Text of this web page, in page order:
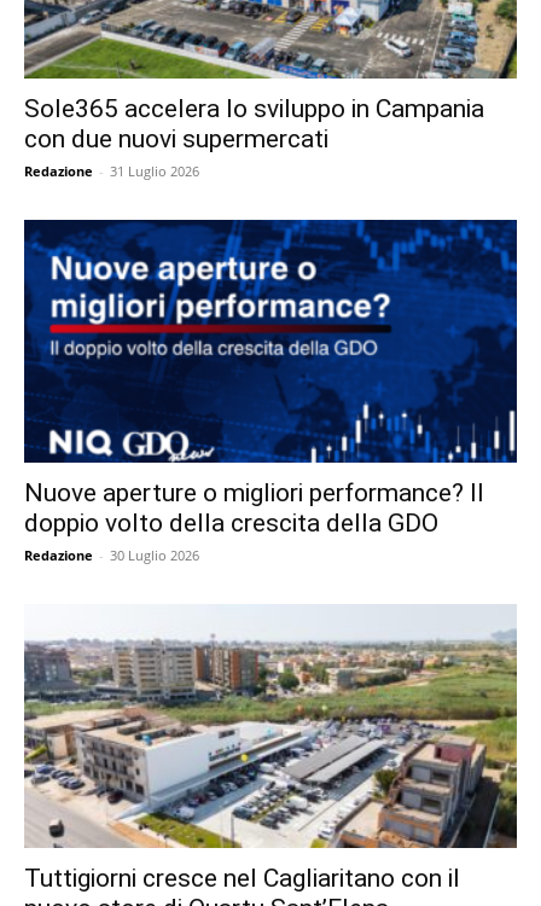
Sole365 accelera lo sviluppo in Campania
con due nuovi supermercati
Redazione - 31 Luglio 2026
Nuove aperture o migliori performance? Il
doppio volto della crescita della GDO
Redazione - 30 Luglio 2026
Tuttigiorni cresce nel Cagliaritano con il